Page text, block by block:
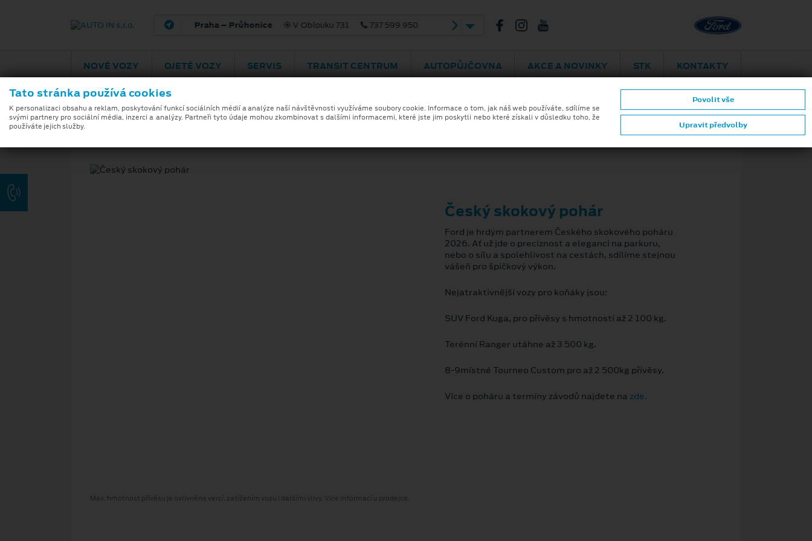
Praha – Průhonice V Oblouku 731 737 599 950 Plzeň
NOVÉ VOZY OJETÉ VOZY SERVIS TRANSIT CENTRUM AUTOPŮJČOVNA AKCE A NOVINKY STK KONTAKTY
ZPĚT
Český skokový pohár
Ford je hrdým partnerem Českého skokového poháru
2026. Ať už jde o preciznost a eleganci na parkuru,
nebo o sílu a spolehlivost na cestách, sdílíme stejnou
vášeň pro špičkový výkon.
Nejatraktivnější vozy pro koňáky jsou:
SUV Ford Kuga, pro přívěsy s hmotností až 2 100 kg.
Terénní Ranger utáhne až 3 500 kg.
8-9místné Tourneo Custom pro až 2 500kg přívěsy.
Více o poháru a termíny závodů najdete na zde.
Max. hmotnost přívěsu je ovlivněna verzí, zatížením vozu i dalšími vlivy. Více informací u prodejce.
Tato stránka používá cookies
K personalizaci obsahu a reklam, poskytování funkcí sociálních médií a analýze naší návštěvnosti využíváme soubory cookie. Informace o tom, jak náš web používáte, sdílíme se
svými partnery pro sociální média, inzerci a analýzy. Partneři tyto údaje mohou zkombinovat s dalšími informacemi, které jste jim poskytli nebo které získali v důsledku toho, že
používáte jejich služby.
Upravit předvolby
Povolit vše